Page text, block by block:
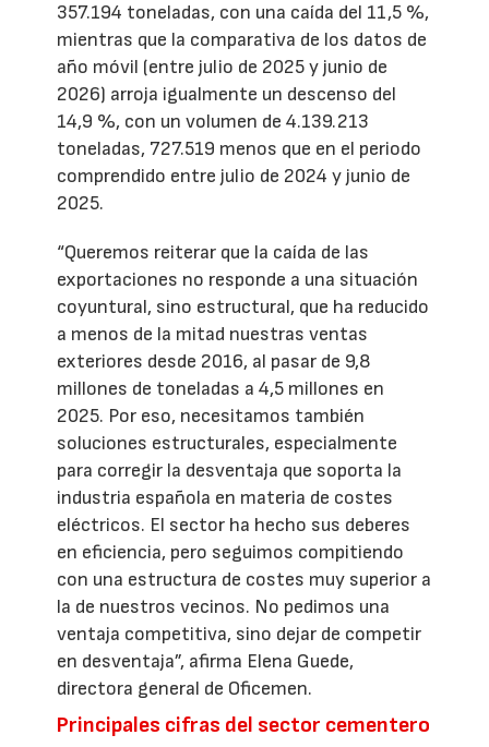
357.194 toneladas, con una caída del 11,5 %,
mientras que la comparativa de los datos de
año móvil (entre julio de 2025 y junio de
2026) arroja igualmente un descenso del
14,9 %, con un volumen de 4.139.213
toneladas, 727.519 menos que en el periodo
comprendido entre julio de 2024 y junio de
2025.
“Queremos reiterar que la caída de las
exportaciones no responde a una situación
coyuntural, sino estructural, que ha reducido
a menos de la mitad nuestras ventas
exteriores desde 2016, al pasar de 9,8
millones de toneladas a 4,5 millones en
2025. Por eso, necesitamos también
soluciones estructurales, especialmente
para corregir la desventaja que soporta la
industria española en materia de costes
eléctricos. El sector ha hecho sus deberes
en eficiencia, pero seguimos compitiendo
con una estructura de costes muy superior a
la de nuestros vecinos. No pedimos una
ventaja competitiva, sino dejar de competir
en desventaja”, afirma Elena Guede,
directora general de Oficemen.
Principales cifras del sector cementero